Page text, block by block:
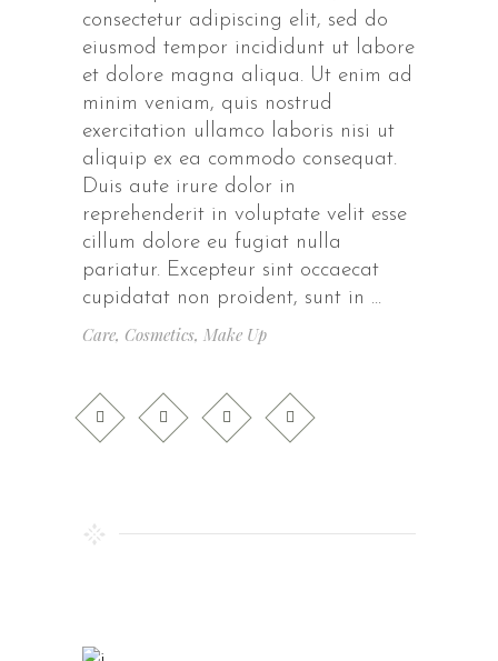
consectetur adipiscing elit, sed do
eiusmod tempor incididunt ut labore
et dolore magna aliqua. Ut enim ad
minim veniam, quis nostrud
exercitation ullamco laboris nisi ut
aliquip ex ea commodo consequat.
Duis aute irure dolor in
reprehenderit in voluptate velit esse
cillum dolore eu fugiat nulla
pariatur. Excepteur sint occaecat
cupidatat non proident, sunt in
Care, Cosmetics, Make Up